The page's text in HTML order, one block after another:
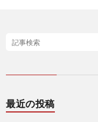
最近の投稿